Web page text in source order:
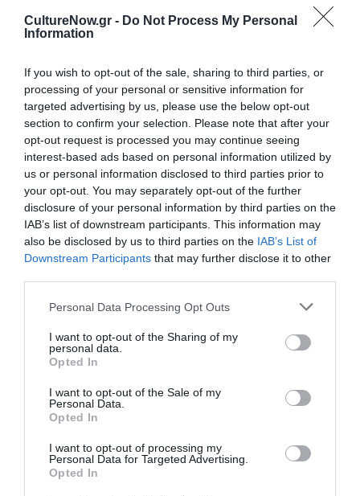
CultureNow.gr - Do Not Process My Personal
Information
If you wish to opt-out of the sale, sharing to third parties, or
processing of your personal or sensitive information for
targeted advertising by us, please use the below opt-out
section to confirm your selection. Please note that after your
opt-out request is processed you may continue seeing
interest-based ads based on personal information utilized by
us or personal information disclosed to third parties prior to
your opt-out. You may separately opt-out of the further
disclosure of your personal information by third parties on the
IAB’s list of downstream participants. This information may
also be disclosed by us to third parties on the IAB’s List of
Downstream Participants that may further disclose it to other
Personal Data Processing Opt Outs
I want to opt-out of the Sharing of my
personal data.
Opted In
I want to opt-out of the Sale of my
Personal Data.
Opted In
I want to opt-out of processing my
Personal Data for Targeted Advertising.
Opted In
Ο Ρωσοέλληνας κρουστός Θεόδωρος Μιλκόβ
μαρίμπας. Γνωστός για την «πιανιστική» προσέγγισή
του, τις επαναστατικές ιδέες και τις τεχνικές του
ικανότητες, έχει καταφέρει να οδηγήσει τη μαρίμπα σε
ένα νέο επίπεδο εκτέλεσης. Στην πρώτη του συναυλία
στην Εναλλακτική Σκηνή, θα παρουσιάσει ένα
πρόγραμμα με πρωτότυπες συνθέσεις του
καταξιωμένου συνθέτη Χρήστου Χατζή, καθώς και του
διακεκριμένου συνθέτη και πιανίστα Γεώργιου Τσώλη.
To πρόγραμμα περιλαμβάνει, μεταξύ άλλων, τα έργα
Κβαντικές υπερθέσεις I, Κβαντικές υπερθέσεις II για
Ισορροπία, παράσταση φλαμένκο
Γιάννης Παπαγιαννούλης, Πάνος Καρτίμπελης,
Ηλέκτρα Χρυσάνθου
Εναλλακτική Σκηνή ΕΛΣ – ΚΠΙΣΝ / Ώρα έναρξης:
19.00
Πάνος Καρτίμπελης (κιθάρα, σύνθεση) και η Ηλέκτρα
Χρυσάνθου (χορός, χορογραφία) παρουσιάζουν την